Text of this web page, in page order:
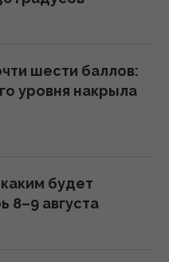
от крупного
что известно
на фронте, - BI
шести баллов:
уровня накрыла
будет
8–9 августа